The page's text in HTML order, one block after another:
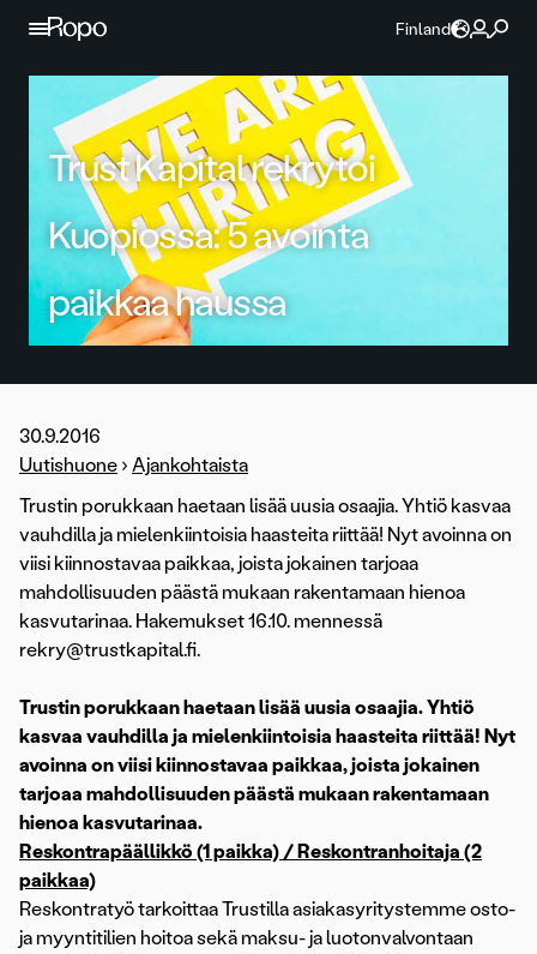
Jatka sisältöön
Finland
Trust Kapital rekrytoi
Kuopiossa: 5 avointa
paikkaa haussa
30.9.2016
Uutishuone › Ajankohtaista
Trustin porukkaan haetaan lisää uusia osaajia. Yhtiö kasvaa
vauhdilla ja mielenkiintoisia haasteita riittää! Nyt avoinna on
viisi kiinnostavaa paikkaa, joista jokainen tarjoaa
mahdollisuuden päästä mukaan rakentamaan hienoa
kasvutarinaa. Hakemukset 16.10. mennessä
rekry@trustkapital.fi.
Trustin porukkaan haetaan lisää uusia osaajia. Yhtiö
kasvaa vauhdilla ja mielenkiintoisia haasteita riittää! Nyt
avoinna on viisi kiinnostavaa paikkaa, joista jokainen
tarjoaa mahdollisuuden päästä mukaan rakentamaan
hienoa kasvutarinaa.
Reskontrapäällikkö (1 paikka) / Reskontranhoitaja (2
paikkaa)
Reskontratyö tarkoittaa Trustilla asiakasyritystemme osto-
ja myyntitilien hoitoa sekä maksu- ja luotonvalvontaan